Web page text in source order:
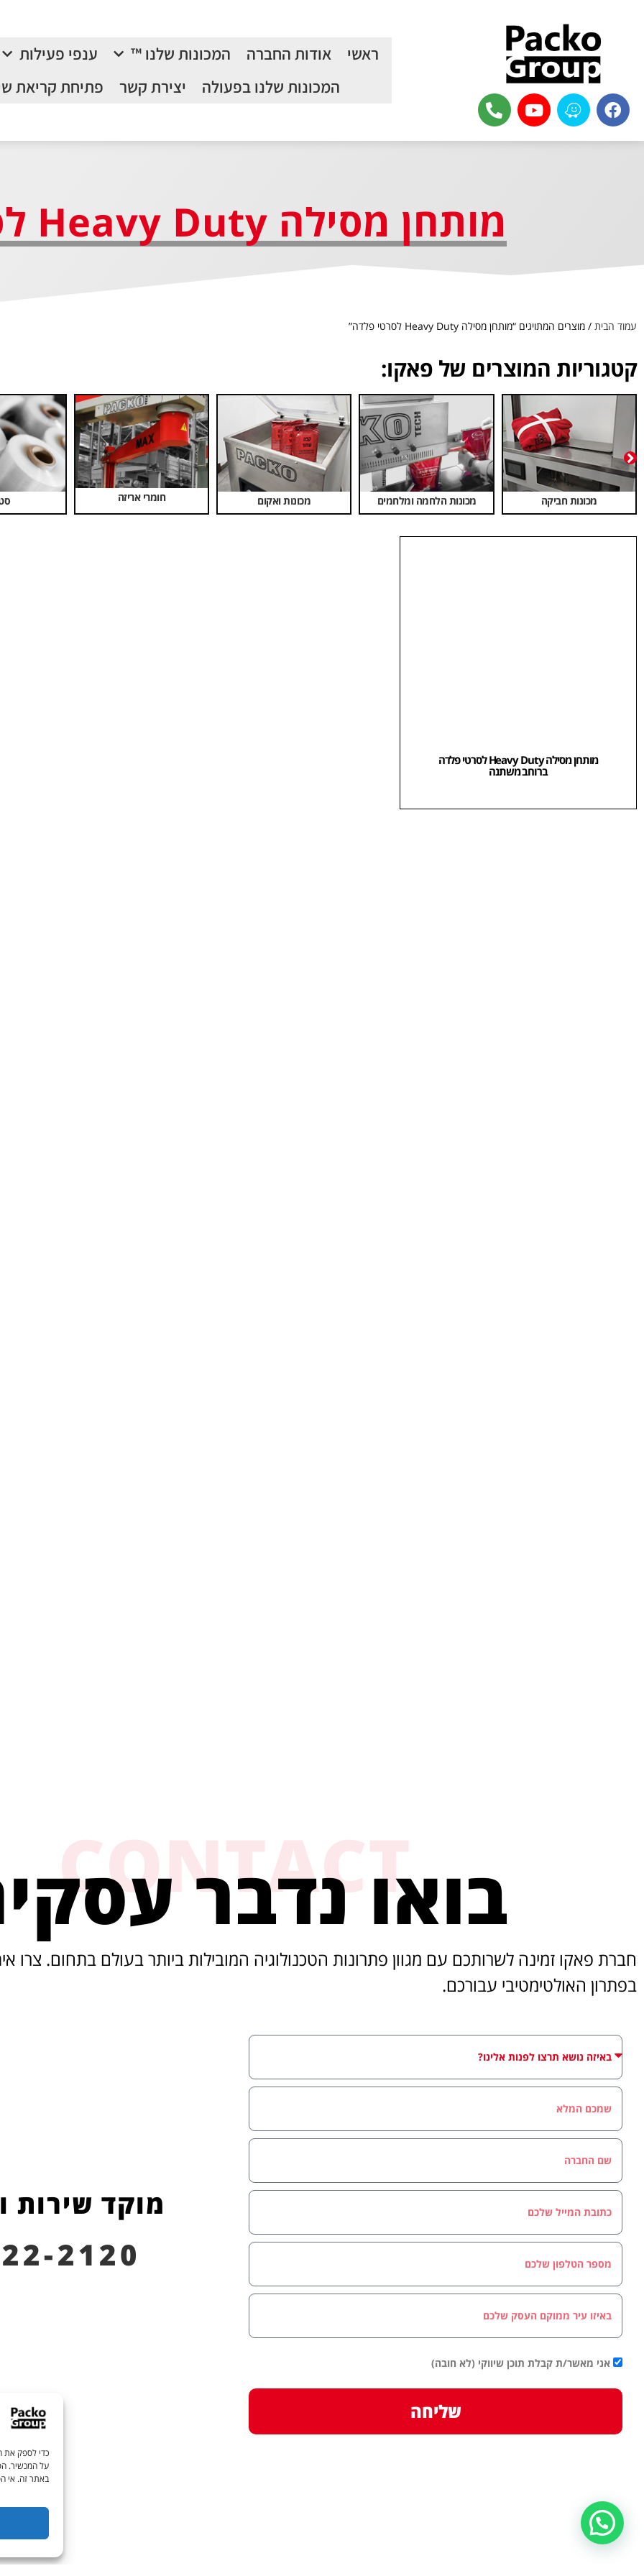
כדי לספק את
על המכשיר.
באתר זה. אי
ראשי אודות החברה המכונות שלנו ™
ענפי פעילות
המכונות שלנו בפעולה
יצירת קשר פתיחת קריאת
מותחן מסילה Heavy Duty לסרטי פלדה
עמוד הבית / מוצרים המתויגים “מותחן מסילה Heavy Duty לסרטי פלדה”
קטגוריות המוצרים של פאקו:
מכונות חביקה מכונות הלחמה ומלחמים מכונות ואקום חומרי אריזה
מותחן מסילה Heavy Duty לסרטי פלדה
ברוחב משתנה
CONTACT
בואו נדבר
חברת פאקו זמינה לשרותכם עם מגוון פתרונות הטכנולוגיה המובילות ביותר בעולם בתחום. צרו
בפתרון האולטימטיבי עבורכם.
אני מאשר/ת קבלת תוכן שיווקי (לא חובה)
שליחה
מוקד שירות
2120